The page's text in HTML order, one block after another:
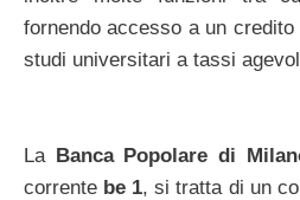
fornendo accesso a un
studi universitari a tassi
La Banca Popolare di
corrente be 1, si tratta di un